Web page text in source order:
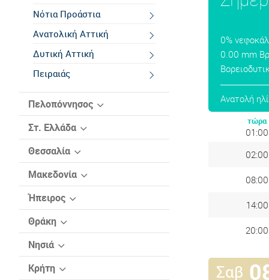
Νότια Προάστια
Ανατολική Αττική
Δυτική Αττική
Πειραιάς
Πελοπόννησος
Αργολίδα
Αρκαδία
Αχαΐα
Ηλεία
Κόρινθος
Λακωνία
Μεσσηνία
Στ. Ελλάδα
Αιτωλοακαρνανία
Βοιωτία
Εύβοια
Ευρυτανία
Φθιώτιδα
Φωκίδα
Θεσσαλία
Καρδίτσα
Λάρισα
Μαγνησία
Τρίκαλα
Μακεδονία
Γρεβενών
Δράμα
Ημαθία
Καβάλα
Καστοριά
Ήπειρος
Άρτα
Θεσπρωτία
Ιωάννινα
Θράκη
Έβρος
Ροδόπη
Νησιά
Βόρειο Αιγαίο
Κρήτη
0%
0.00 mm
Ανατολή
τώρα
01:00
02:00
08:00
14:00
20:00
Σαβ